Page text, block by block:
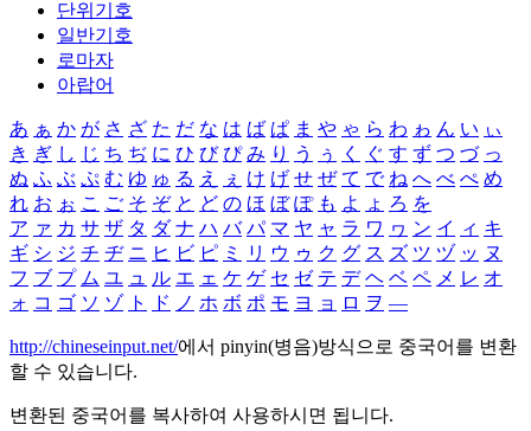
단위기호
일반기호
로마자
아랍어
あ ぁ か が さ ざ た だ な は ば ぱ ま や ゃ ら わ ゎ ん い ぃ
き ぎ し じ ち ぢ に ひ び ぴ み り う ぅ く ぐ す ず つ づ っ
ぬ ふ ぶ ぷ む ゆ ゅ る え ぇ け げ せ ぜ て で ね へ べ ぺ め
れ お ぉ こ ご そ ぞ と ど の ほ ぼ ぽ も よ ょ ろ を
ア ァ カ サ ザ タ ダ ナ ハ バ パ マ ヤ ャ ラ ワ ヮ ン イ ィ キ
ギ シ ジ チ ヂ ニ ヒ ビ ピ ミ リ ウ ゥ ク グ ス ズ ツ ヅ ッ ヌ
フ ブ プ ム ユ ュ ル エ ェ ケ ゲ セ ゼ テ デ ヘ ベ ペ メ レ オ
ォ コ ゴ ソ ゾ ト ド ノ ホ ボ ポ モ ヨ ョ ロ ヲ ―
http://chineseinput.net/에서 pinyin(병음)방식으로 중국어를 변환
할 수 있습니다.
변환된 중국어를 복사하여 사용하시면 됩니다.